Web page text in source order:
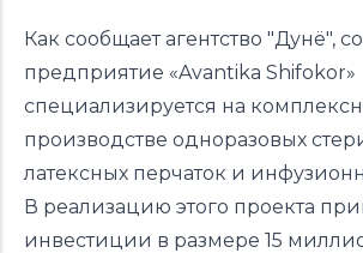
Как сообщает агентство "Дунё", с
предприятие «Avantika Shifokor»
специализируется на
производстве одноразовых
латексных перчаток и
В реализацию этого проекта
инвестиции в размере 15